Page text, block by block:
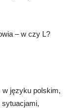
– w czy L?
w języku polskim,
sytuacjami,